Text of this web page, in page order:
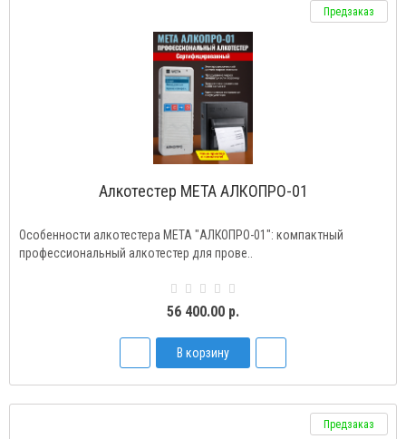
Предзаказ
Алкотестер МЕТА АЛКОПРО-01
Особенности алкотестера МЕТА "АЛКОПРО-01": компактный
профессиональный алкотестер для прове..
56 400.00 р.
В корзину
Предзаказ